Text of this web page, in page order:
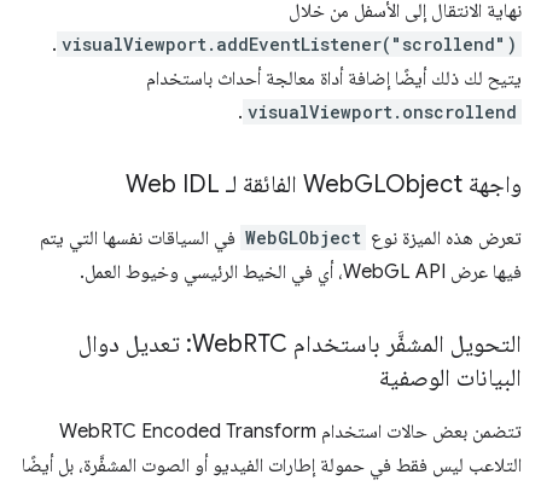
نهاية الانتقال إلى الأسفل من خلال
visualViewport.addEventListener("scrollend")
.
يتيح لك ذلك أيضًا إضافة أداة معالجة أحداث باستخدام
visualViewport.onscrollend
.
واجهة Web GLObject الفائقة لـ Web IDL
تعرض هذه الميزة نوع WebGLObject في السياقات نفسها التي يتم
فيها عرض WebGL API، أي في الخيط الرئيسي وخيوط العمل.
التحويل المشفَّر باستخدام Web
RTC: تعديل دوال
البيانات الوصفية
تتضمن بعض حالات استخدام WebRTC Encoded Transform
التلاعب ليس فقط في حمولة إطارات الفيديو أو الصوت المشفَّرة، بل أيضًا